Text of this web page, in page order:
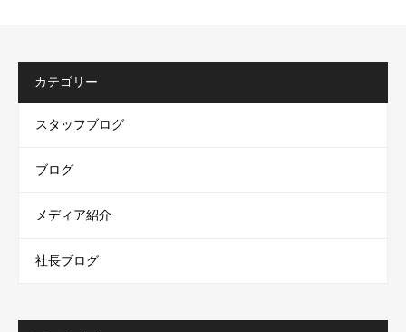
カテゴリー
スタッフブログ
ブログ
メディア紹介
社長ブログ